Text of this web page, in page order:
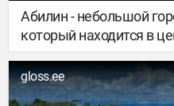
Абилин - небольшой
который находится в
может похвастаться
природой, но и
gloss.ee